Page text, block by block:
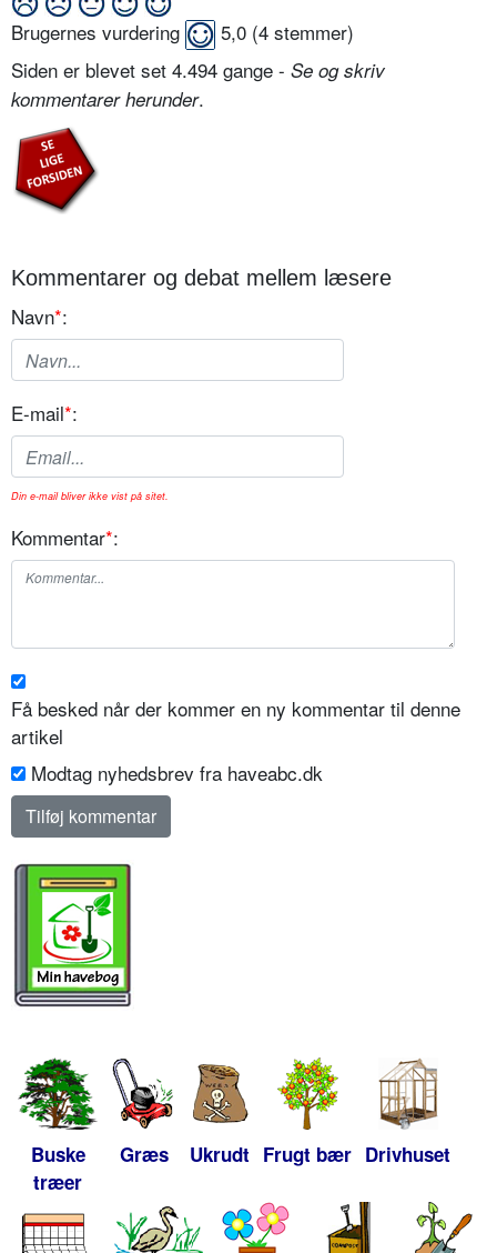
Brugernes vurdering 5,0 (4 stemmer)
Siden er blevet set 4.494 gange - Se og skriv
kommentarer herunder.
Kommentarer og debat mellem læsere
Navn*:
E-mail*:
Din e-mail bliver ikke vist på sitet.
Kommentar*:
Få besked når der kommer en ny kommentar til denne
artikel
Modtag nyhedsbrev fra haveabc.dk
Buske
træer
Græs Ukrudt Frugt bær Drivhuset